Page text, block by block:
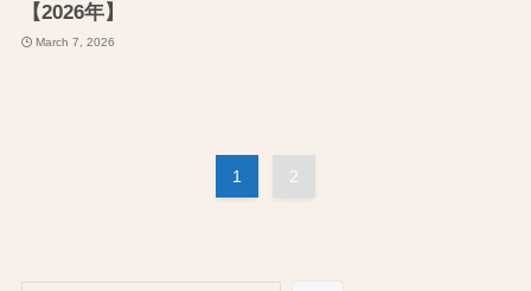
【2026年】
March 7, 2026
1 2